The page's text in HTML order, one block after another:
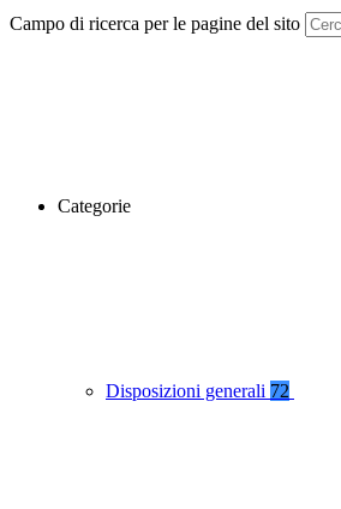
Campo di ricerca per le pagine del sito
Categorie
Disposizioni generali 72